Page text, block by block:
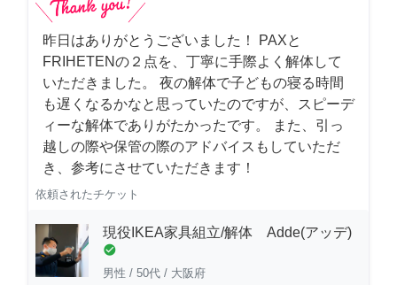
昨日はありがとうございました！ PAXと
FRIHETENの２点を、丁寧に手際よく解体して
いただきました。 夜の解体で子どもの寝る時間
も遅くなるかなと思っていたのですが、スピーデ
ィーな解体でありがたかったです。 また、引っ
越しの際や保管の際のアドバイスもしていただ
き、参考にさせていただきます！
依頼されたチケット
現役IKEA家具組立/解体 Adde(アッデ)
check_circle
男性 / 50代 / 大阪府